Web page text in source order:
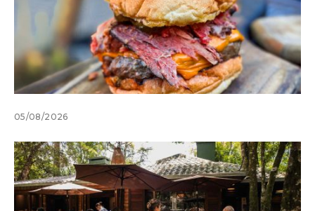
05/08/2026